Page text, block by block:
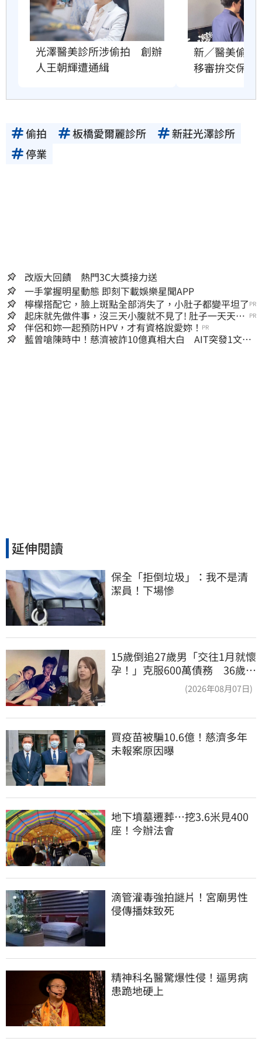
光澤醫美診所涉偷拍　創辦
人王朝輝遭通緝
新／醫美偷拍
移審拚交保
偷拍 板橋愛爾麗診所
新莊光澤診所
停業
改版大回饋 熱門3C大獎接力送
一手掌握明星動態 即刻下載娛樂星聞APP
檸檬搭配它，臉上斑點全部消失了，小肚子都變平坦了 PR
起床就先做件事，沒三天小腹就不見了! 肚子一天天變
小！
PR
伴侶和妳一起預防HPV，才有資格說愛妳！ PR
藍曾嗆陳時中！慈濟被詐10億真相大白 AIT突發1文酸
延伸閱讀
保全「拒倒垃圾」：我不是清
潔員！下場慘
15歲倒追27歲男「交往1月就懷
孕！」克服600萬債務 36歲美
(2026年08月07日)
買疫苗被騙10.6億！慈濟多年
未報案原因曝
地下墳墓遷葬…挖3.6米見400
座！今辦法會
滴管灌毒強拍謎片！宮廟男性
侵傳播妹致死
精神科名醫驚爆性侵！逼男病
患跪地硬上